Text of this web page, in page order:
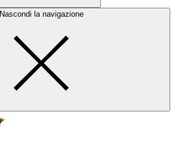
Nascondi la navigazione